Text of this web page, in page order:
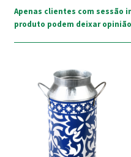
Apenas clientes com sessão
produto podem deixar